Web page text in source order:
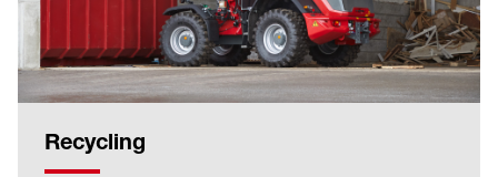
Recycling